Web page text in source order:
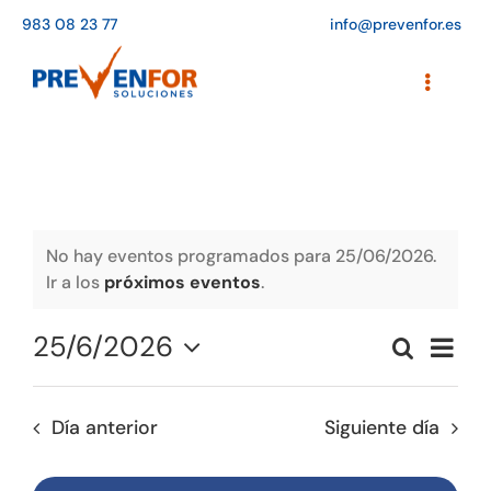
contenido
983 08 23 77 info@prevenfor.es
Toggle
Agenda de cursos
Adaptación a la LOPD
No hay eventos programados para 25/06/2026.
Ir a los próximos eventos.
Buscar
vistas
de
Día
25/6/2026
Seleccionar
Día anterior Siguiente día